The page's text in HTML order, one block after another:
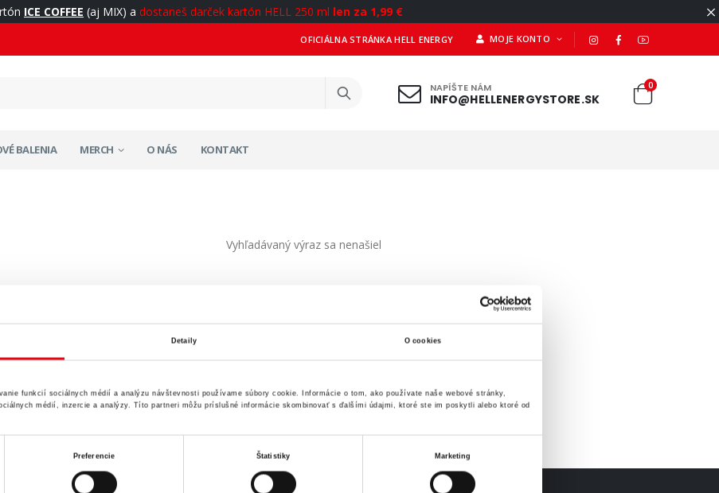
Detaily O cookies
funkcií sociálnych médií a analýzu návštevnosti používame súbory cookie. Informácie o tom, ako používate naše webové stránky,
médií, inzercie a analýzy. Títo partneri môžu príslušné informácie skombinovať s ďalšími údajmi, ktoré ste im poskytli alebo ktoré od
Preferencie Štatistiky Marketing
ICE COFFEE (aj MIX) a dostaneš darček kartón HELL 250 ml len za 1,99 €
OFICIÁLNA STRÁNKA HELL ENERGY MOJE KONTO
NAPÍŠTE NÁM
INFO@HELLENERGYSTORE.SK
0
BALENIA MERCH O NÁS KONTAKT
Vyhľadávaný výraz sa nenašiel